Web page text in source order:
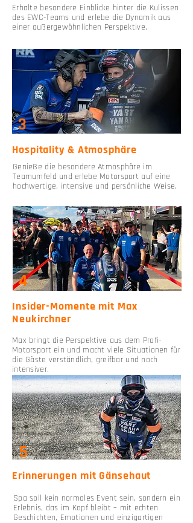
Erhalte besondere Einblicke hinter die Kulissen
des EWC-Teams und erlebe die Dynamik aus
einer außergewöhnlichen Perspektive.
3
Hospitality & Atmosphäre
Genieße die besondere Atmosphäre im
Teamumfeld und erlebe Motorsport auf eine
hochwertige, intensive und persönliche Weise.
4
Insider-Momente mit Max
Neukirchner
Max bringt die Perspektive aus dem Profi-
Motorsport ein und macht viele Situationen für
die Gäste verständlich, greifbar und noch
intensiver.
5
Erinnerungen mit Gänsehaut
Spa soll kein normales Event sein, sondern ein
Erlebnis, das im Kopf bleibt – mit echten
Geschichten, Emotionen und einzigartigen